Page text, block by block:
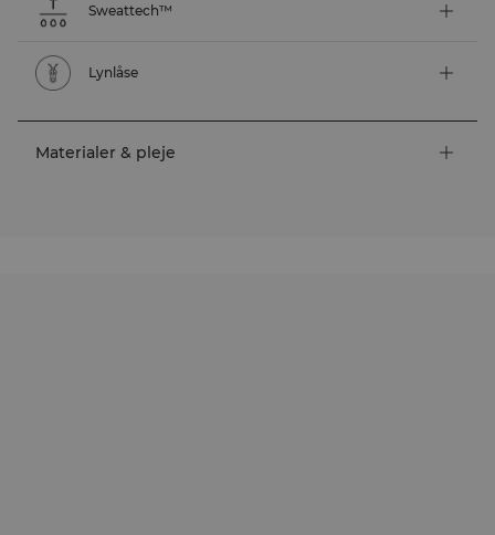
Sweattech™
Lynlåse
Materialer & pleje